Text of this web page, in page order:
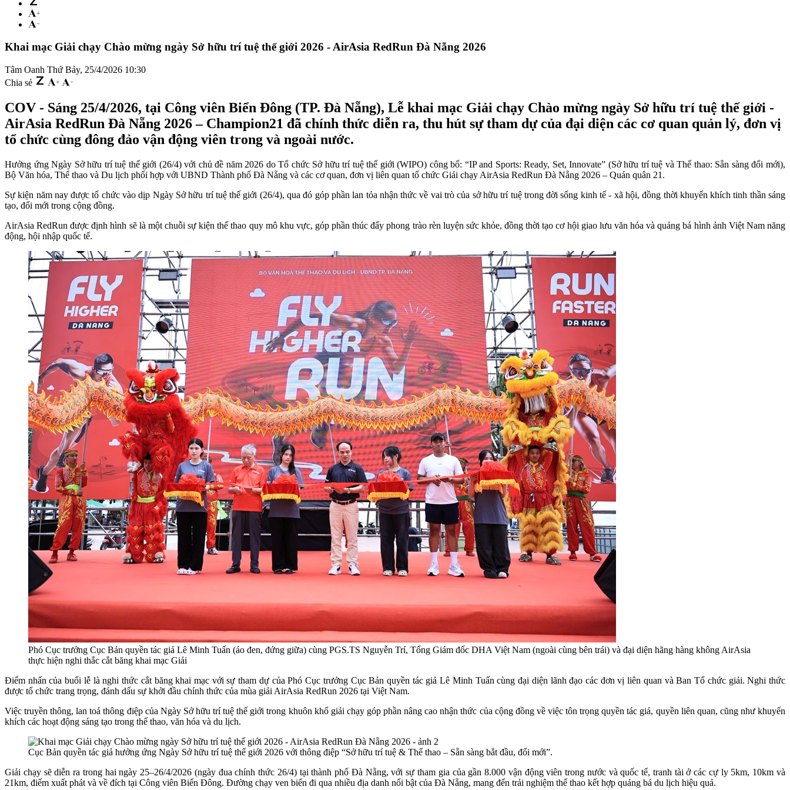
Khai mạc Giải chạy Chào mừng ngày Sở hữu trí tuệ thế giới 2026 - AirAsia RedRun Đà Nẵng 2026
Tâm Oanh Thứ Bảy, 25/4/2026 10:30
Chia sẻ
COV - Sáng 25/4/2026, tại Công viên Biển Đông (TP. Đà Nẵng), Lễ khai mạc Giải chạy Chào mừng ngày Sở hữu trí tuệ thế giới -
AirAsia RedRun Đà Nẵng 2026 – Champion21 đã chính thức diễn ra, thu hút sự tham dự của đại diện các cơ quan quản lý, đơn vị
tổ chức cùng đông đảo vận động viên trong và ngoài nước.
Hưởng ứng Ngày Sở hữu trí tuệ thế giới (26/4) với chủ đề năm 2026 do Tổ chức Sở hữu trí tuệ thế giới (WIPO) công bố: “IP and Sports: Ready, Set, Innovate” (Sở hữu trí tuệ và Thể thao: Sẵn sàng đổi mới),
Bộ Văn hóa, Thể thao và Du lịch phối hợp với UBND Thành phố Đà Nẵng và các cơ quan, đơn vị liên quan tổ chức Giải chạy AirAsia RedRun Đà Nẵng 2026 – Quán quân 21.
Sự kiện năm nay được tổ chức vào dịp Ngày Sở hữu trí tuệ thế giới (26/4), qua đó góp phần lan tỏa nhận thức về vai trò của sở hữu trí tuệ trong đời sống kinh tế - xã hội, đồng thời khuyến khích tinh thần sáng
tạo, đổi mới trong cộng đồng.
AirAsia RedRun được định hình sẽ là một chuỗi sự kiện thể thao quy mô khu vực, góp phần thúc đẩy phong trào rèn luyện sức khỏe, đồng thời tạo cơ hội giao lưu văn hóa và quảng bá hình ảnh Việt Nam năng
động, hội nhập quốc tế.
Phó Cục trưởng Cục Bản quyền tác giả Lê Minh Tuấn (áo đen, đứng giữa) cùng PGS.TS Nguyễn Trí, Tổng Giám đốc DHA Việt Nam (ngoài cùng bên trái) và đại diện hãng hàng không AirAsia
thực hiện nghi thắc cắt băng khai mạc Giải
Điểm nhấn của buổi lễ là nghi thức cắt băng khai mạc với sự tham dự của Phó Cục trưởng Cục Bản quyền tác giả Lê Minh Tuấn cùng đại diện lãnh đạo các đơn vị liên quan và Ban Tổ chức giải. Nghi thức
được tổ chức trang trọng, đánh dấu sự khởi đầu chính thức của mùa giải AirAsia RedRun 2026 tại Việt Nam.
Việc truyền thông, lan toả thông điệp của Ngày Sở hữu trí tuệ thế giới trong khuôn khổ giải chạy góp phần nâng cao nhận thức của cộng đồng về việc tôn trọng quyền tác giả, quyền liên quan, cũng như khuyến
khích các hoạt động sáng tạo trong thể thao, văn hóa và du lịch.
Cục Bản quyền tác giả hưởng ứng Ngày Sở hữu trí tuệ thế giới 2026 với thông điệp “Sở hữu trí tuệ & Thể thao – Sẵn sàng bắt đầu, đổi mới”.
Giải chạy sẽ diễn ra trong hai ngày 25–26/4/2026 (ngày đua chính thức 26/4) tại thành phố Đà Nẵng, với sự tham gia của gần 8.000 vận động viên trong nước và quốc tế, tranh tài ở các cự ly 5km, 10km và
21km, điểm xuất phát và về đích tại Công viên Biển Đông. Đường chạy ven biển đi qua nhiều địa danh nổi bật của Đà Nẵng, mang đến trải nghiệm thể thao kết hợp quảng bá du lịch hiệu quả.